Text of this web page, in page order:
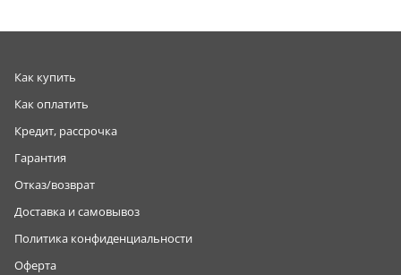
Как купить
Как оплатить
Кредит, рассрочка
Гарантия
Отказ/возврат
Доставка и самовывоз
Политика конфиденциальности
Оферта